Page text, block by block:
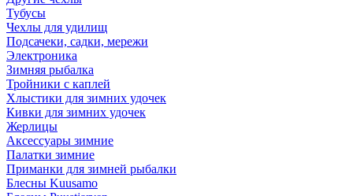
Тубусы
Чехлы для удилищ
Подсачеки, садки, мережи
Электроника
Зимняя рыбалка
Тройники с каплей
Хлыстики для зимних удочек
Кивки для зимних удочек
Жерлицы
Аксессуары зимние
Палатки зимние
Приманки для зимней рыбалки
Блесны Kuusamo